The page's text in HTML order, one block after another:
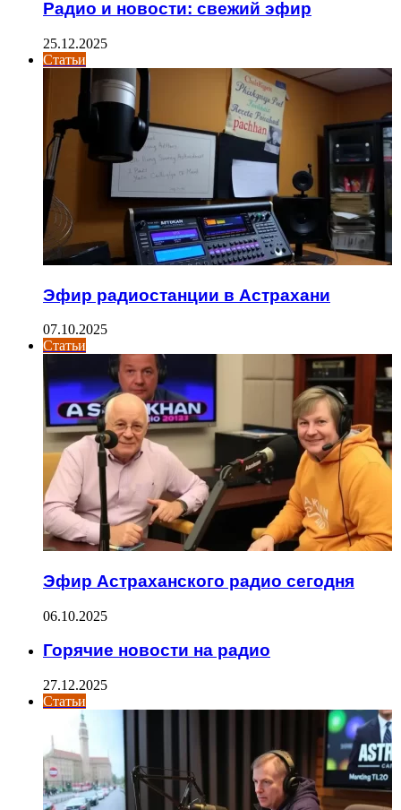
Радио и новости: свежий эфир
25.12.2025
Статьи
Эфир радиостанции в Астрахани
07.10.2025
Статьи
Эфир Астраханского радио сегодня
06.10.2025
Горячие новости на радио
27.12.2025
Статьи